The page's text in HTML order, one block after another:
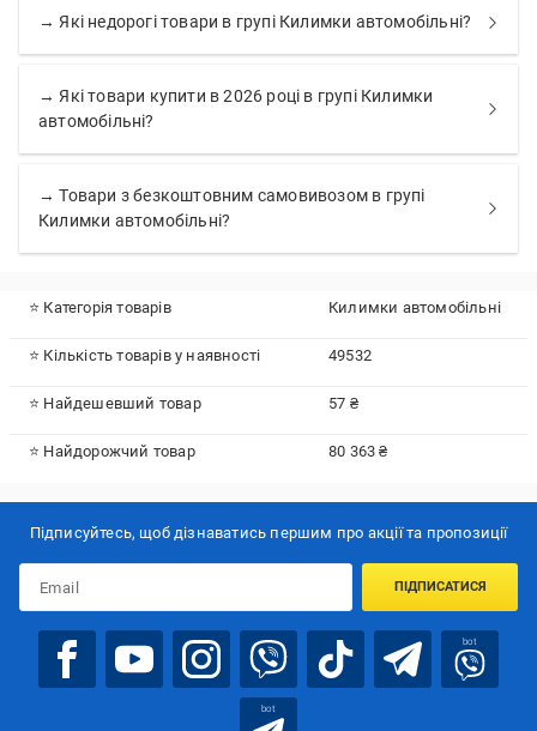
→ Які недорогі товари в групі Килимки автомобільні?
→ Які товари купити в 2026 році в групі Килимки
автомобільні?
→ Товари з безкоштовним самовивозом в групі
Килимки автомобільні?
⭐ Категорія товарів Килимки автомобільні
⭐ Кількість товарів у наявності 49532
⭐ Найдешевший товар 57 ₴
⭐ Найдорожчий товар 80 363 ₴
Підписуйтесь, щоб дізнаватись першим про акції та пропозиції
ПІДПИСАТИСЯ
bot
bot